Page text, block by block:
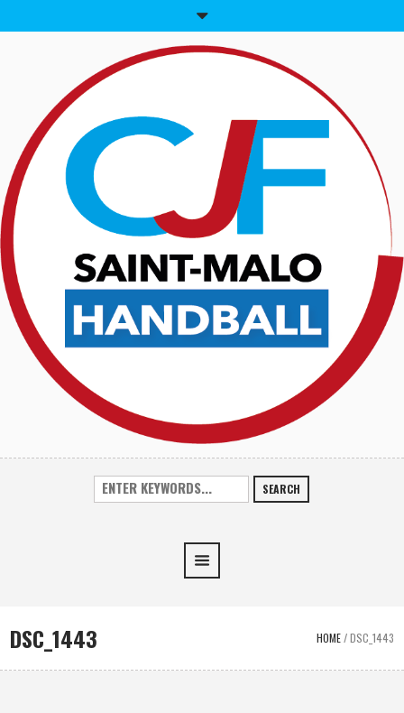
SEARCH
DSC_1443 HOME/DSC_1443